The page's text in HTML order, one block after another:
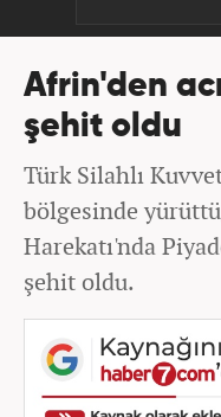
Afrin'den
şehit oldu
Türk Silahlı
bölgesinde
Harekatı'nda
şehit oldu.